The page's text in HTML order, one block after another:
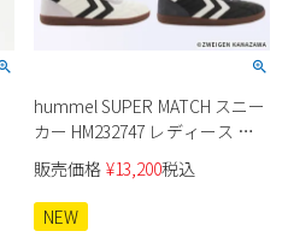
hummel SUPER MATCH スニー
カー HM232747 レディース メ
ンズ ユニセックス
販売価格 ¥13,200税込
NEW